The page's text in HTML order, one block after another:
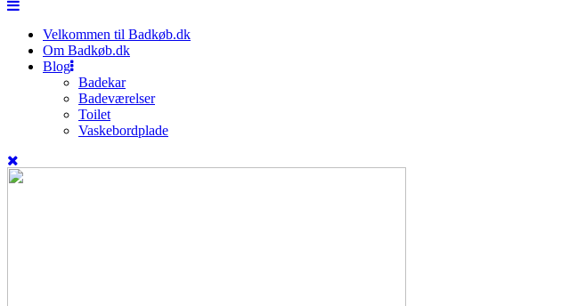
Velkommen til Badkøb.dk
Om Badkøb.dk
Blog
Badekar
Badeværelser
Toilet
Vaskebordplade